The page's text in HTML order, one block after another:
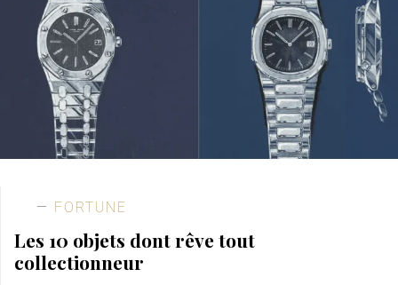
FORTUNE
Les 10 objets dont rêve tout
collectionneur